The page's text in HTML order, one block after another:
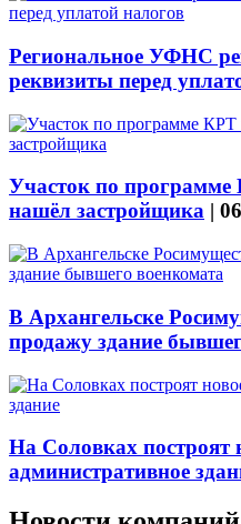
Региональное УФНС
реквизиты перед
Участок по
нашёл застройщика |
В Архангельске
продажу здание
На Соловках построят
административное